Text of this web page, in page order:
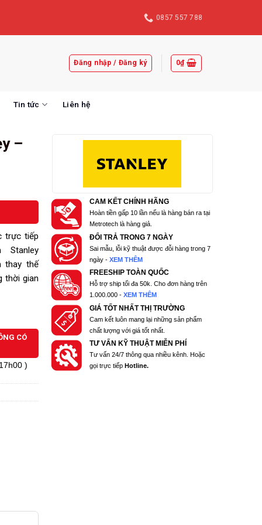
0857 557 788
Đăng nhập / Đăng ký 0₫
Tin tức Liên hệ
–
trực tiếp
thay thế
thời gian
CÓ
)
CAM KẾT CHÍNH HÃNG
Hoàn tiền gấp 10 lần nếu là hàng bán ra tại
Metrotech là hàng giả.
ĐỔI TRẢ TRONG 7 NGÀY
Sai mẫu, lỗi kỹ thuật được đỗi hàng trong 7
ngày -XEM THÊM
FREESHIP TOÀN QUỐC
Hỗ trợ ship tối đa 50k. Cho đơn hàng trên
1.000.000 -XEM THÊM
GIÁ TỐT NHẤT THỊ TRƯỜNG
Cam kết luôn mang lại những sản phẩm
chất lượng với giá tốt nhất.
TƯ VẤN KỸ THUẬT MIỄN PHÍ
Tư vấn 24/7 thông qua nhiều kênh. Hoặc
gọi trực tiếpHotline.